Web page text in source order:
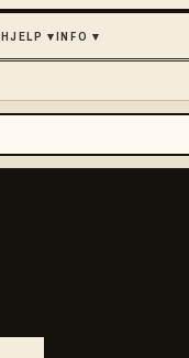
HJELP ▾INFO ▾